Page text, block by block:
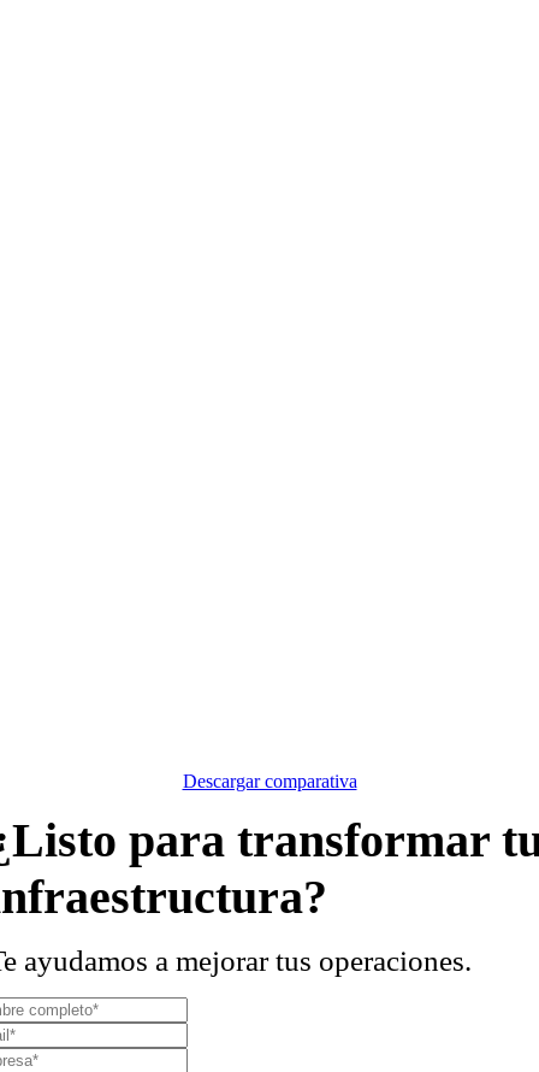
Descargar comparativa
para transformar
ayudamos a mejorar tus operaciones.